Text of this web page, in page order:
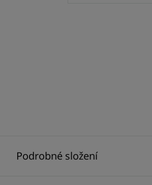
Podrobné složení